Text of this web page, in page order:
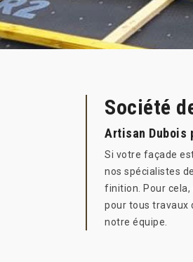
Société
Artisan Dubois
Si votre façade
nos spécialistes
finition. Pour
pour tous travaux
notre équipe.